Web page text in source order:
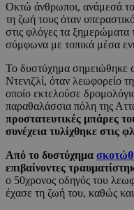
Οκτώ άνθρωποι, ανάμεσά
τη ζωή τους όταν
στις φλόγες τα ξημερώματα
σύμφωνα με τοπικά μέσα
Το δυστύχημα σημειώθηκε
Ντενιζλί, όταν λεωφορείο
οποίο εκτελούσε
παραθαλάσσια πόλη της
προστατευτικές μπάρες
συνέχεια τυλίχθηκε στις
Από το δυστύχημα
επιβαίνοντες
ο 50χρονος οδηγός του
έχασε τη ζωή του, καθώς και